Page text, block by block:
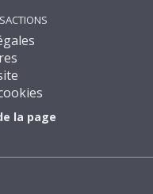
la page